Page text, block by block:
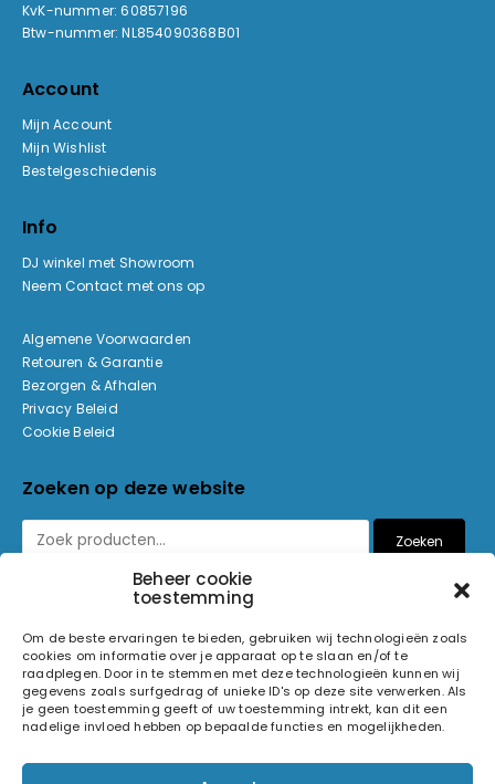
Beheer cookie
toestemming
Om de beste ervaringen te bieden, gebruiken wij technologieën zoals
cookies om informatie over je apparaat op te slaan en/of te
raadplegen. Door in te stemmen met deze technologieën kunnen wij
gegevens zoals surfgedrag of unieke ID's op deze site verwerken. Als
je geen toestemming geeft of uw toestemming intrekt, kan dit een
nadelige invloed hebben op bepaalde functies en mogelijkheden.
KvK-nummer: 60857196
Btw-nummer: NL854090368B01
Account
Mijn Account
Mijn Wishlist
Bestelgeschiedenis
Info
DJ winkel met Showroom
Neem Contact met ons op
Algemene Voorwaarden
Retouren & Garantie
Bezorgen & Afhalen
Privacy Beleid
Cookie Beleid
Zoeken op deze website
Zoeken
© 2026 Light and Sound Factory. Alle rechten voorbehouden.